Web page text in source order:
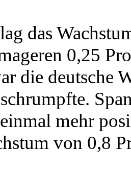
das
0,25
die deutsche
mehr
von 0,8